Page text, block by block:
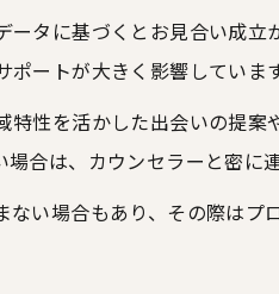
相談所が推奨する
タに基づくとお見合い成
ートが大きく影響しています
性を活かした出会いの提
合は、カウンセラーと密に
い場合もあり、その際は